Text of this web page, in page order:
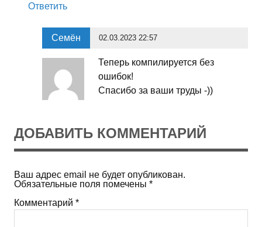
Ответить
Семён 02.03.2023 22:57
Теперь компилируется без
ошибок!
Спасибо за ваши труды -))
ДОБАВИТЬ КОММЕНТАРИЙ
Ваш адрес email не будет опубликован.
Обязательные поля помечены *
Комментарий *